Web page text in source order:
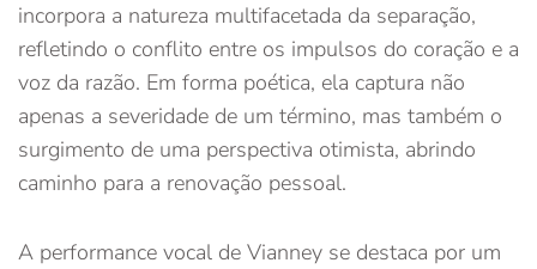
incorpora a natureza multifacetada da separação,
refletindo o conflito entre os impulsos do coração e a
voz da razão. Em forma poética, ela captura não
apenas a severidade de um término, mas também o
surgimento de uma perspectiva otimista, abrindo
caminho para a renovação pessoal.
A performance vocal de Vianney se destaca por um